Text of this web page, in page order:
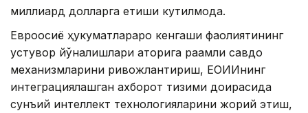
миллиард долларга етиши кутилмоқда.
Евроосиё ҳукуматлараро кенгаши фаолиятининг
устувор йўналишлари қаторига рақамли савдо
механизмларини ривожлантириш, ЕОИИнинг
интеграциялашган ахборот тизими доирасида
сунъий интеллект технологияларини жорий этиш,